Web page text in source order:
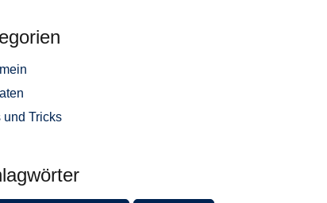
und Tricks